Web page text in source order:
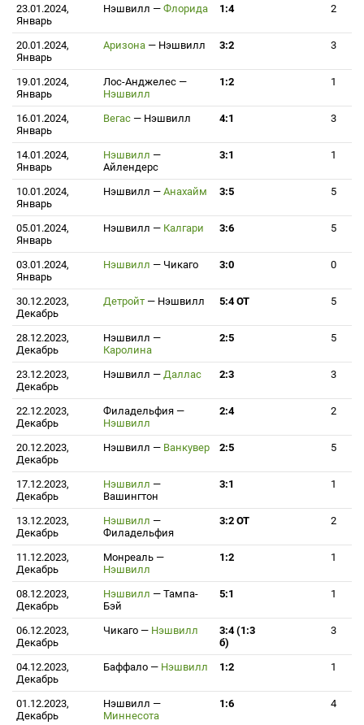
23.01.2024,
Январь
Нэшвилл — Флорида 1:4 2
20.01.2024,
Январь
Аризона — Нэшвилл 3:2 3
19.01.2024,
Январь
Лос-Анджелес —
Нэшвилл
1:2 1
16.01.2024,
Январь
Вегас — Нэшвилл 4:1 3
14.01.2024,
Январь
Нэшвилл —
Айлендерс
3:1 1
10.01.2024,
Январь
Нэшвилл — Анахайм 3:5 5
05.01.2024,
Январь
Нэшвилл — Калгари 3:6 5
03.01.2024,
Январь
Нэшвилл — Чикаго 3:0 0
30.12.2023,
Декабрь
Детройт — Нэшвилл 5:4 ОТ 5
28.12.2023,
Декабрь
Нэшвилл —
Каролина
2:5 5
23.12.2023,
Декабрь
Нэшвилл — Даллас 2:3 3
22.12.2023,
Декабрь
Филадельфия —
Нэшвилл
2:4 2
20.12.2023,
Декабрь
Нэшвилл — Ванкувер 2:5 5
17.12.2023,
Декабрь
Нэшвилл —
Вашингтон
3:1 1
13.12.2023,
Декабрь
Нэшвилл —
Филадельфия
3:2 ОТ 2
11.12.2023,
Декабрь
Монреаль —
Нэшвилл
1:2 1
08.12.2023,
Декабрь
Нэшвилл — Тампа-
Бэй
5:1 1
06.12.2023,
Декабрь
Чикаго — Нэшвилл
3:4 (1:3
б)
3
04.12.2023,
Декабрь
Баффало — Нэшвилл 1:2 1
01.12.2023,
Декабрь
Нэшвилл —
Миннесота
1:6 4